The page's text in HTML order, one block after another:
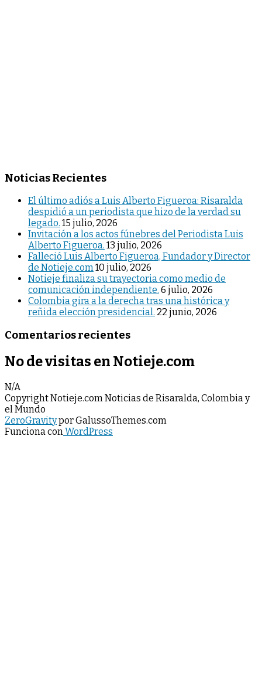
Noticias Recientes
El último adiós a Luis Alberto Figueroa: Risaralda
despidió a un periodista que hizo de la verdad su
legado. 15 julio, 2026
Invitación a los actos fúnebres del Periodista Luis
Alberto Figueroa. 13 julio, 2026
Falleció Luis Alberto Figueroa, Fundador y Director
de Notieje.com10 julio, 2026
Notieje finaliza su trayectoria como medio de
comunicación independiente. 6 julio, 2026
Colombia gira a la derecha tras una histórica y
reñida elección presidencial. 22 junio, 2026
Comentarios recientes
No de visitas en Notieje.com
N/A
Copyright Notieje.com Noticias de Risaralda, Colombia y
el Mundo
ZeroGravitypor GalussoThemes.com
Funciona con WordPress